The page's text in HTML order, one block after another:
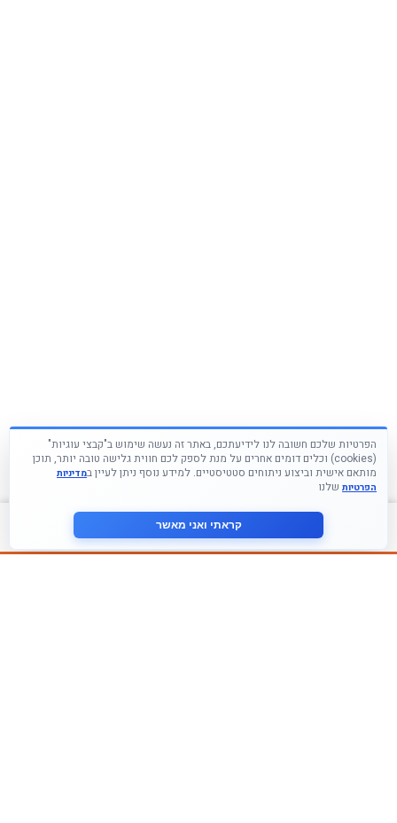
צור קשר
הפרטיות שלכם חשובה לנו לידיעתכם, באתר זה נעשה שימוש ב"קבצי עוגיות"
(cookies) וכלים דומים אחרים על מנת לספק לכם חווית גלישה טובה יותר, תוכן
מותאם אישית וביצוע ניתוחים סטטיסטיים. למידע נוסף ניתן לעיין במדיניות
הפרטיות שלנו
קראתי ואני מאשר